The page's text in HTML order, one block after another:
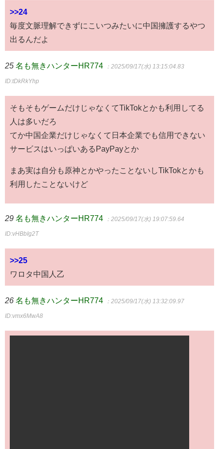
>>24
毎度文脈理解できずにこいつみたいに中国擁護するやつ
出るんだよ
25 名も無きハンターHR774 ：2025/09/17(水) 13:15:04.83
ID:tDkRkYhp
そもそもゲームだけじゃなくてTikTokとかも利用してる
人は多いだろ
てか中国企業だけじゃなくて日本企業でも信用できない
サービスはいっぱいあるPayPayとか
まあ実は自分も原神とかやったことないしTikTokとかも
利用したことないけど
29 名も無きハンターHR774 ：2025/09/17(水) 19:07:59.64
ID:vHBbIg2T
>>25
ワロタ中国人乙
26 名も無きハンターHR774 ：2025/09/17(水) 13:32:09.97
ID:vmx6MwA8